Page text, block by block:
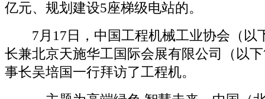
亿元、规划建设5座梯级电站的。
7月17日，中国工程机械工业协会（以
长兼北京天施华工国际会展有限公司（以
事长吴培国一行拜访了工程机。